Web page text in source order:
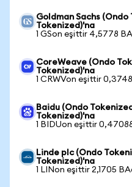
Goldman Sachs
Tokenized)'na
1 GSon eşittir 4,5778
CoreWeave (Ondo
Tokenized)'na
1 CRWVon eşittir
Baidu (Ondo
Tokenized)'na
1 BIDUon eşittir
Linde plc (Ondo
Tokenized)'na
1 LINon eşittir 2,1705